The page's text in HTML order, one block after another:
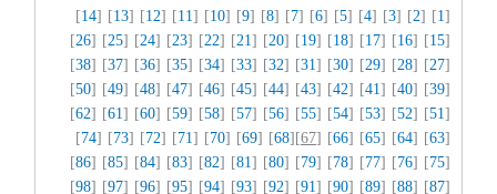
[
1
] [
2
] [
3
] [
4
] [
5
] [
6
] [
7
] [
8
] [
9
] [
10
] [
11
] [
12
] [
13
] [
14
]
[
15
] [
16
] [
17
] [
18
] [
19
] [
20
] [
21
] [
22
] [
23
] [
24
] [
25
] [
26
]
[
27
] [
28
] [
29
] [
30
] [
31
] [
32
] [
33
] [
34
] [
35
] [
36
] [
37
] [
38
]
[
39
] [
40
] [
41
] [
42
] [
43
] [
44
] [
45
] [
46
] [
47
] [
48
] [
49
] [
50
]
[
51
] [
52
] [
53
] [
54
] [
55
] [
56
] [
57
] [
58
] [
59
] [
60
] [
61
] [
62
]
[
63
] [
64
] [
65
] [
66
] [
67
][
68
] [
69
] [
70
] [
71
] [
72
] [
73
] [
74
]
[
75
] [
76
] [
77
] [
78
] [
79
] [
80
] [
81
] [
82
] [
83
] [
84
] [
85
] [
86
]
[
87
] [
88
] [
89
] [
90
] [
91
] [
92
] [
93
] [
94
] [
95
] [
96
] [
97
] [
98
]